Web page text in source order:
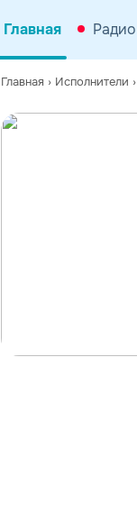
Главная Радио
Главная › Исполнители ›